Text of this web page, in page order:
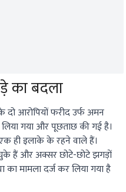
का बदला
दो आरोपियों फरीद उर्फ अमन
गया और पूछताछ की गई है।
ही इलाके के रहने वाले हैं।
हैं और अक्सर छोटे-छोटे झगड़ों
मामला दर्ज कर लिया गया है